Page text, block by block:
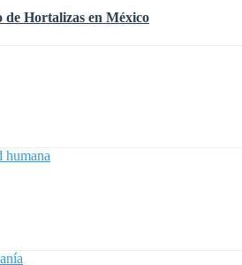
de Hortalizas en México